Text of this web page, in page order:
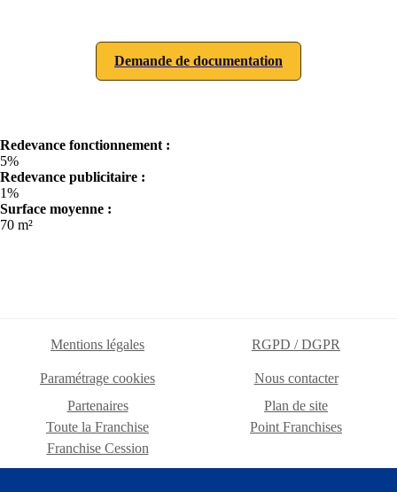
Demande de documentation
Redevance fonctionnement :
5%
Redevance publicitaire :
1%
Surface moyenne :
70 m²
Mentions légales RGPD / DGPR
Paramétrage cookies
Nous contacter
Partenaires
Plan de site
Toute la Franchise
Point Franchises
Franchise Cession